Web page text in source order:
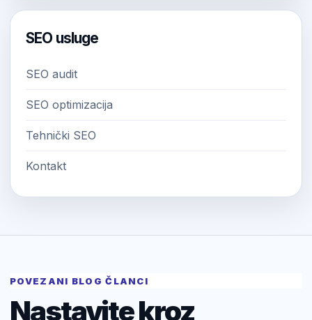
SEO usluge
SEO audit
SEO optimizacija
Tehnički SEO
Kontakt
POVEZANI BLOG ČLANCI
Nastavite kroz